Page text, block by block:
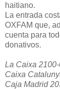
haitiano.
La entrada
OXFAM que,
cuenta para
donativos.
La Caixa
Caixa
Caja Madrid